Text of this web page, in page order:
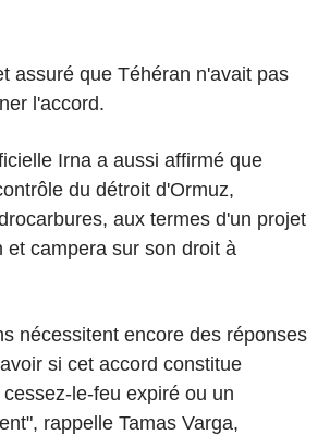
assuré que Téhéran n'avait pas
l'accord.
Irna a aussi affirmé que
du détroit d'Ormuz,
aux termes d'un projet
campera sur son droit à
nécessitent encore des réponses
si cet accord constitue
le-feu expiré ou un
rappelle Tamas Varga,